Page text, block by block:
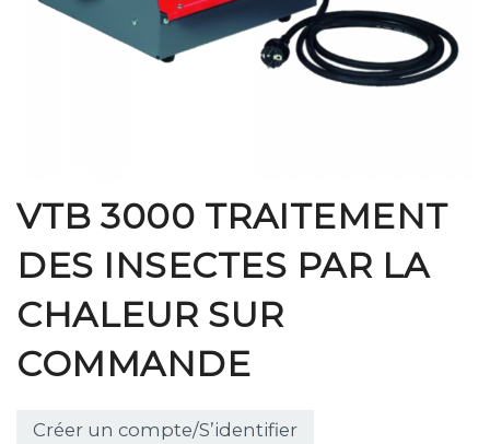
VTB 3000 TRAITEMENT
DES INSECTES PAR LA
CHALEUR SUR
COMMANDE
Créer un compte/S’identifier